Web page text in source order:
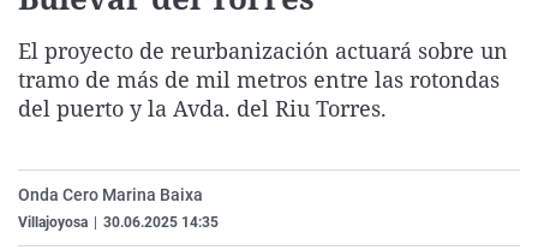
Gente viajera
Como el perro y el
Retornados
Equipo de
Galicia
La Rioja
Televisión
Elecciones
El proyecto de reurbanización actuará sobre un
tramo de más de mil metros entre las rotondas
del puerto y la Avda. del Riu Torres.
Onda Cero Marina Baixa
Villajoyosa 30.06.2025 14:35